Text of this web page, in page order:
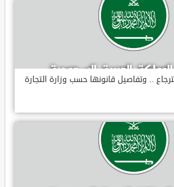
.. وتفاصيل قانونها حسب وزارة التجارة